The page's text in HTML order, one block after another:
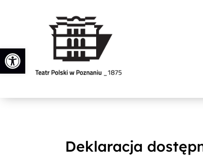
Otwórz pasek narzędzi
Deklaracja